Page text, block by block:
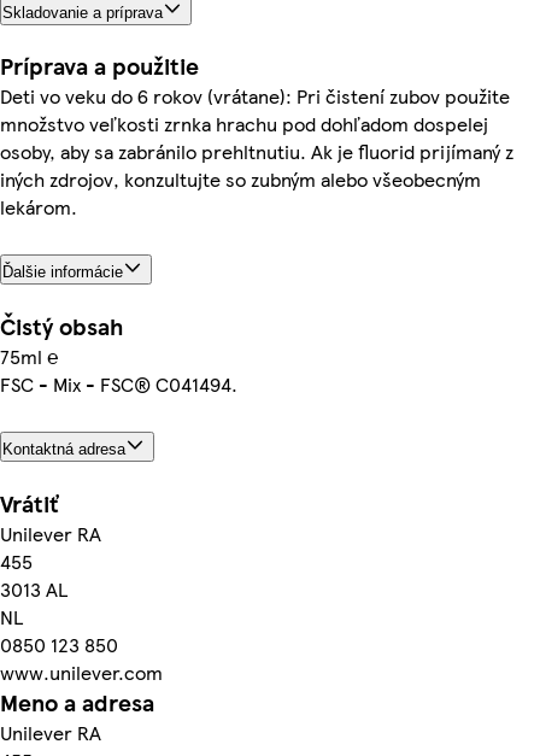
Skladovanie a príprava
Príprava a použitie
Deti vo veku do 6 rokov (vrátane): Pri čistení zubov použite
množstvo veľkosti zrnka hrachu pod dohľadom dospelej
osoby, aby sa zabránilo prehltnutiu. Ak je fluorid prijímaný z
iných zdrojov, konzultujte so zubným alebo všeobecným
lekárom.
Ďalšie informácie
Čistý obsah
75ml ℮
FSC - Mix - FSC® C041494.
Kontaktná adresa
Vrátiť
Unilever RA
455
3013 AL
NL
0850 123 850
www.unilever.com
Meno a adresa
Unilever RA